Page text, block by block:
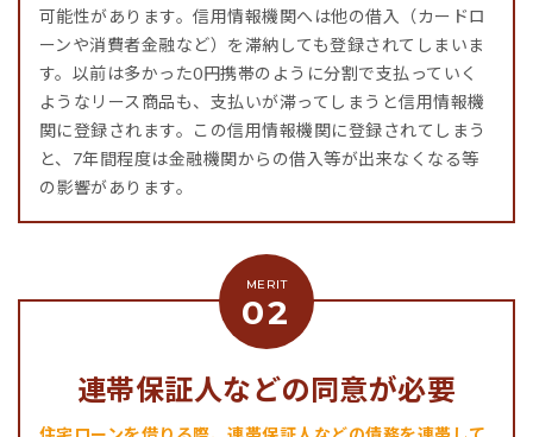
可能性があります。信用情報機関へは他の借入（カードロ
ーンや消費者金融など）を滞納しても登録されてしまいま
す。以前は多かった0円携帯のように分割で支払っていく
ようなリース商品も、支払いが滞ってしまうと信用情報機
関に登録されます。この信用情報機関に登録されてしまう
と、7年間程度は金融機関からの借入等が出来なくなる等
の影響があります。
連帯保証人などの同意が必要